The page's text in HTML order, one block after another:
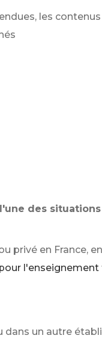
les
l'une des situations
privé en France, en
l'enseignement
dans un autre